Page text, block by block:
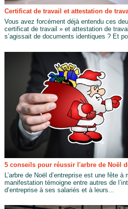
Certificat de travail et attestation de
Vous avez forcément déjà entendu ces
certificat de travail » et attestation de
s’agissait de documents identiques ? Et
5 conseils pour réussir l'arbre de Noël
L’arbre de Noël d’entreprise est une fête
manifestation témoigne entre autres de
d’entreprise à ses salariés et à leurs...